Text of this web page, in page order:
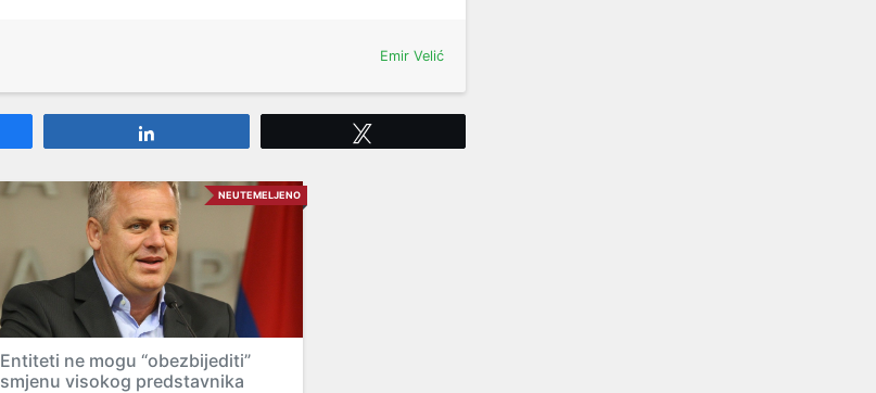
Emir Velić
NEUTEMELJENO
Entiteti ne mogu “obezbijediti”
smjenu visokog predstavnika